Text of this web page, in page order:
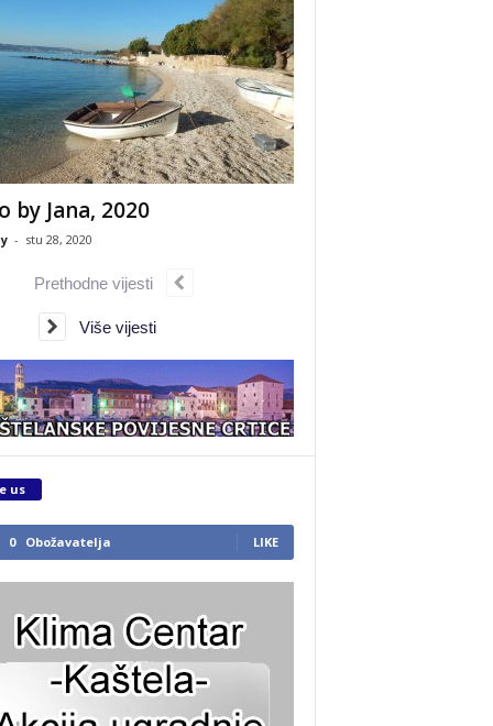
by Jana, 2020
- stu 28, 2020
Prethodne vijesti
Više vijesti
us
0 Obožavatelja LIKE